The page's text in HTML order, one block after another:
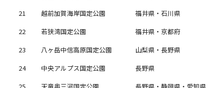
21
越前加賀海岸国定公園
福井県・石川県
22
若狭湾国定公園
福井県・京都府
23
八ヶ岳中信高原国定公園
山梨県・長野県
24
中央アルプス国定公園
長野県